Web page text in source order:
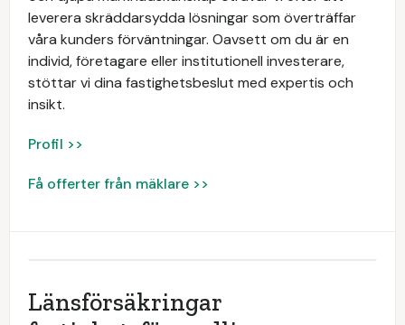
leverera skräddarsydda lösningar som överträffar
våra kunders förväntningar. Oavsett om du är en
individ, företagare eller institutionell investerare,
stöttar vi dina fastighetsbeslut med expertis och
insikt.
Profil >>
Få offerter från mäklare >>
Länsförsäkringar